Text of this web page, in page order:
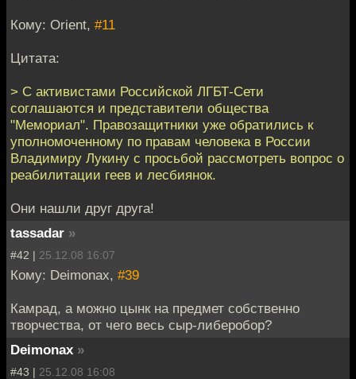
Кому: Orient, #11
Цитата:
> С активистами Российской ЛГБТ-Сети
соглашаются и представители общества
"Мемориал". Правозащитники уже обратились к
уполномоченному по правам человека в России
Владимиру Лукину с просьбой рассмотреть вопрос о
реабилитации геев и лесбиянок.
Они нашли друг друга!
tassadar »
#42 | 25.12.08 16:07
Кому: Deimonax, #39
Камрад, а можно цынк на предмет собственно
творчества, от чего весь сыр-либеробор?
Deimonax »
#43 | 25.12.08 16:08